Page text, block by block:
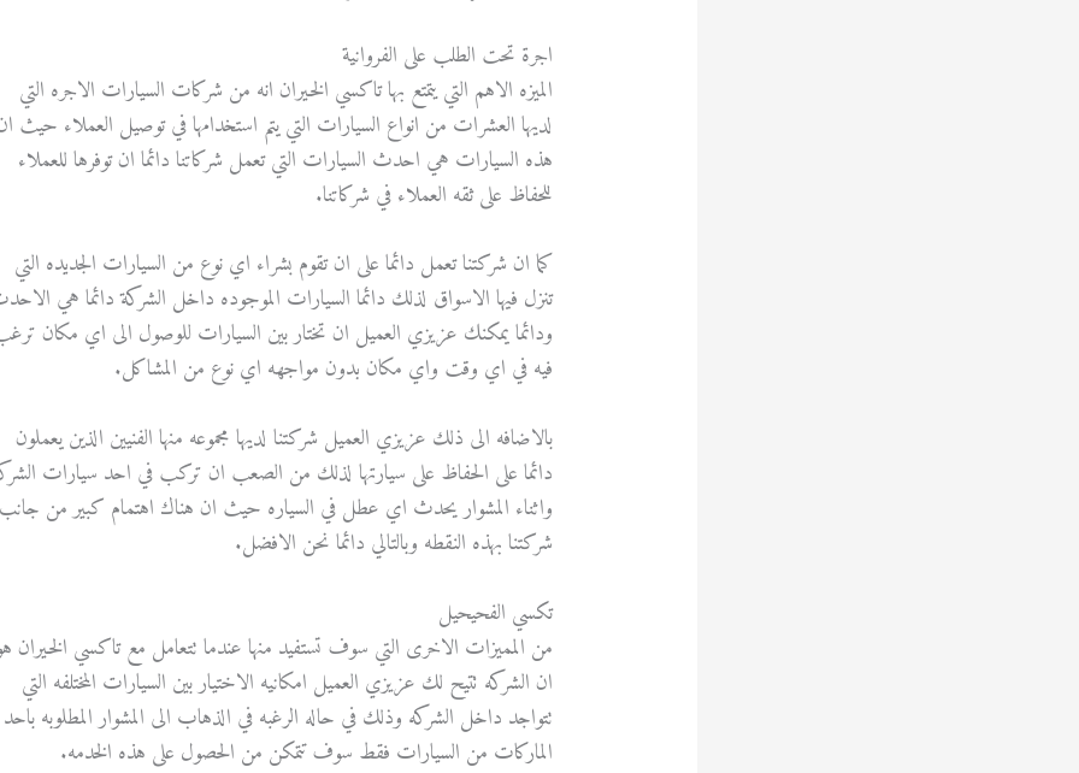
اجرة تحت الطلب على الفروانية
الميزه الاهم التي يتمتع بها تاكسي الخيران انه من شركات السيارات الاجره التي
لديها العشرات من انواع السيارات التي يتم استخدامها في توصيل العملاء حيث
هذه السيارات هي احدث السيارات التي تعمل شركاتنا دائما ان توفرها للعملاء
للحفاظ على ثقه العملاء في شركاتنا.
كما ان شركتنا تعمل دائما على ان تقوم بشراء اي نوع من السيارات الجديده التي
تنزل فيها الاسواق لذلك دائما السيارات الموجوده داخل الشركة دائما هي
ودائما يمكنك عزيزي العميل ان تختار بين السيارات للوصول الى اي مكان
فيه في اي وقت واي مكان بدون مواجهه اي نوع من المشاكل.
بالاضافه الى ذلك عزيزي العميل شركتنا لديها مجموعه منها الفنيين الذين يعملون
دائما على الحفاظ على سيارتها لذلك من الصعب ان تركب في احد سيارات
واثناء المشوار يحدث اي عطل في السياره حيث ان هناك اهتمام كبير من
شركتنا بهذه النقطه وبالتالي دائما نحن الافضل.
تكسي الفحيحيل
من المميزات الاخرى التي سوف تستفيد منها عندما تتعامل مع تاكسي الخيران
ان الشركه تتيح لك عزيزي العميل امكانيه الاختيار بين السيارات المختلفه التي
تتواجد داخل الشركه وذلك في حاله الرغبه في الذهاب الى المشوار المطلوبه باحد
الماركات من السيارات فقط سوف تتمكن من الحصول على هذه الخدمه.